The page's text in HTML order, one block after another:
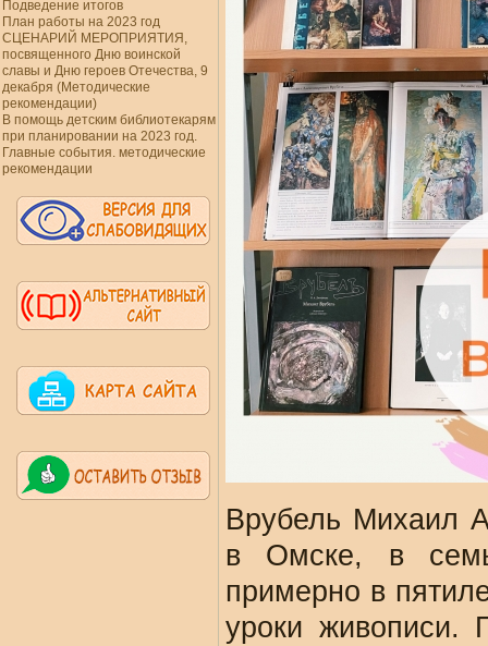
Подведение итогов
План работы на 2023 год
СЦЕНАРИЙ МЕРОПРИЯТИЯ,
посвященного Дню воинской
славы и Дню героев Отечества, 9
декабря (Методические
рекомендации)
В помощь детским библиотекарям
при планировании на 2023 год.
Главные события. методические
рекомендации
Врубель Михаил
в Омске, в
примерно в
уроки живописи.